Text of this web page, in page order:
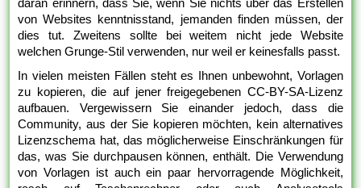
daran erinnern, dass Sie, wenn Sie nichts über das Erstellen
von Websites kenntnisstand, jemanden finden müssen, der
dies tut. Zweitens sollte bei weitem nicht jede Website
welchen Grunge-Stil verwenden, nur weil er keinesfalls passt.
In vielen meisten Fällen steht es Ihnen unbewohnt, Vorlagen
zu kopieren, die auf jener freigegebenen CC-BY-SA-Lizenz
aufbauen. Vergewissern Sie einander jedoch, dass die
Community, aus der Sie kopieren möchten, kein alternatives
Lizenzschema hat, das möglicherweise Einschränkungen für
das, was Sie durchpausen können, enthält. Die Verwendung
von Vorlagen ist auch ein paar hervorragende Möglichkeit,